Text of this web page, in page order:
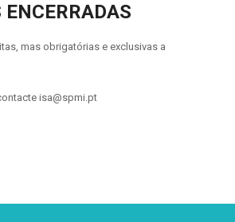
ENCERRADAS
mas obrigatórias e exclusivas a
isa@spmi.pt